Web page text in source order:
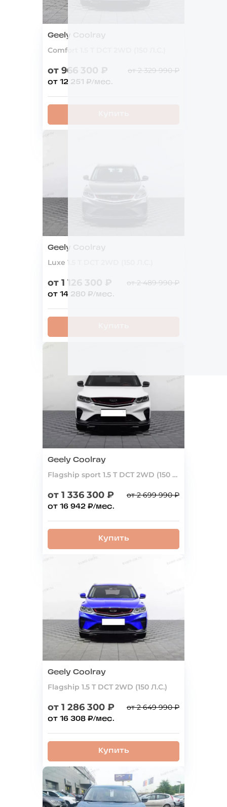
Geely Coolray
Comfort 1.5 T DCT 2WD (150 Л.С.)
от 966 300 ₽ от 2 329 990 ₽
от 12 251 ₽/мес.
Geely Coolray
Luxe 1.5 T DCT 2WD (150 Л.С.)
от 1 126 300 ₽ от 2 489 990 ₽
от 14 280 ₽/мес.
Geely Coolray
Flagship sport 1.5 T DCT 2WD (150 Л.С.)
от 1 336 300 ₽ от 2 699 990 ₽
от 16 942 ₽/мес.
Купить
Geely Coolray
Flagship 1.5 T DCT 2WD (150 Л.С.)
от 1 286 300 ₽ от 2 649 990 ₽
от 16 308 ₽/мес.
Купить